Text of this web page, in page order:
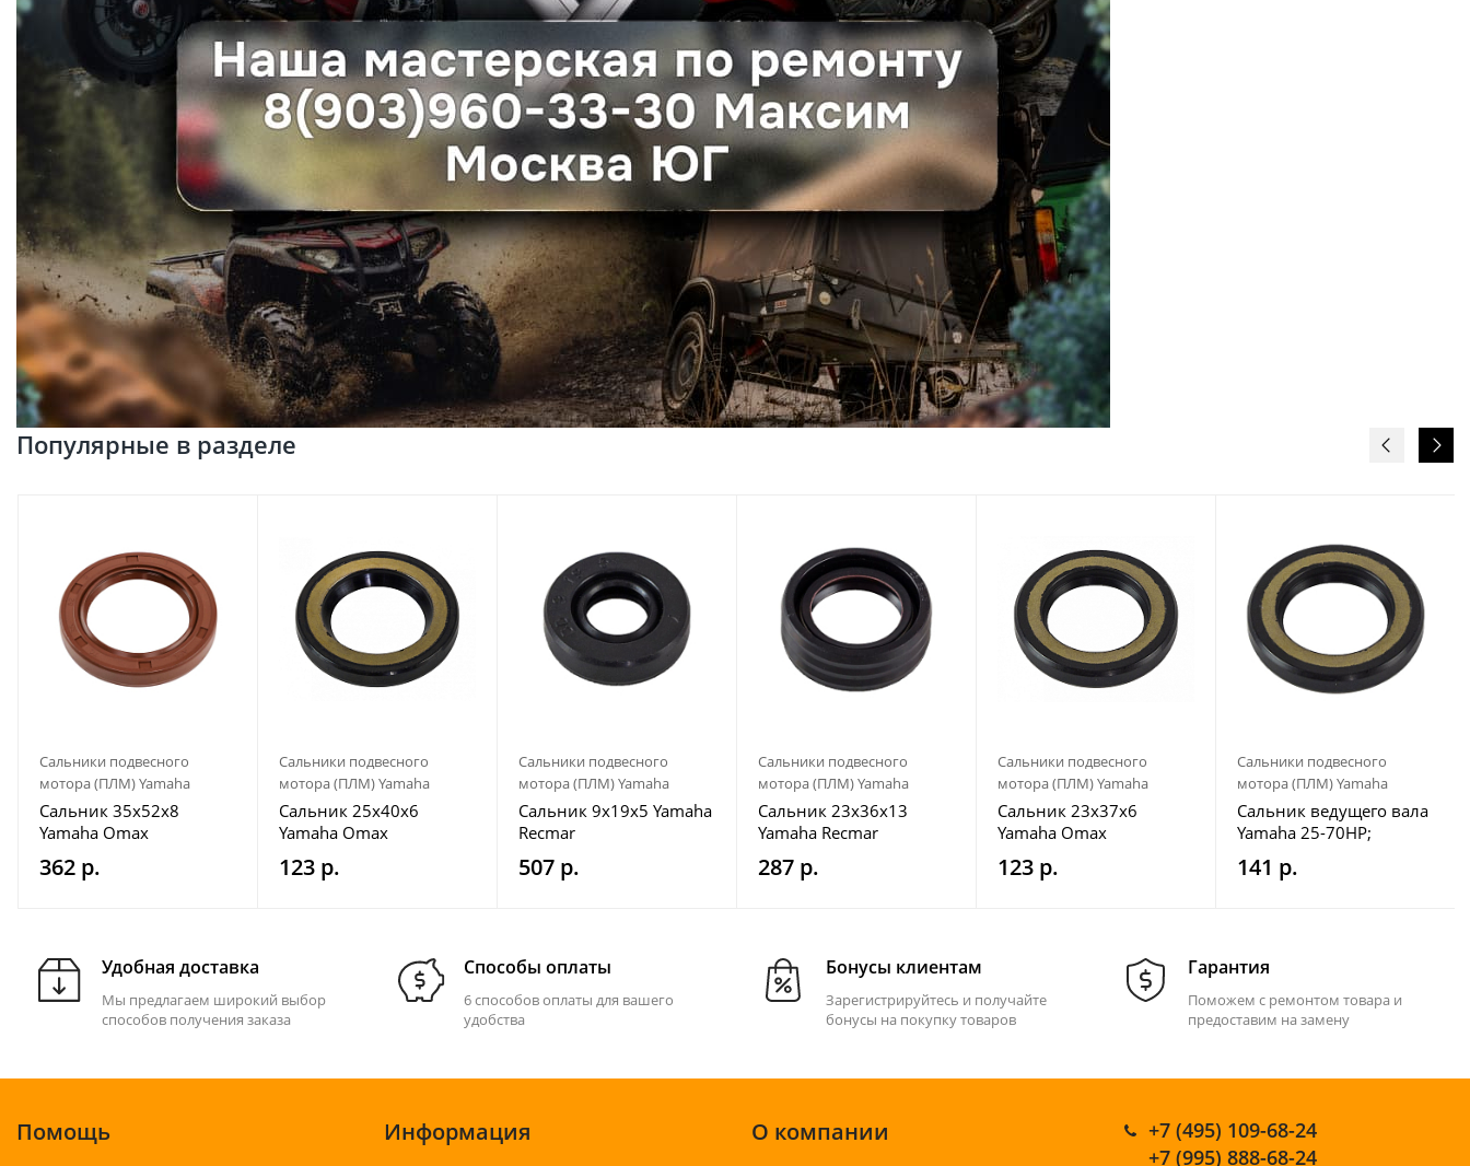
Популярные в разделе
Сальники подвесного
мотора (ПЛМ) Yamaha
Сальник 35x52x8
Yamaha Omax
362 р.
Сальники подвесного
мотора (ПЛМ) Yamaha
Сальник 25x40x6
Yamaha Omax
123 р.
Сальники подвесного
мотора (ПЛМ) Yamaha
Сальник 9x19x5 Yamaha
Recmar
507 р.
Сальники подвесного
мотора (ПЛМ) Yamaha
Сальник 23x36x13
Yamaha Recmar
287 р.
Сальники подвесного
мотора (ПЛМ) Yamaha
Сальник 23x37x6
Yamaha Omax
123 р.
Сальники подвесного
мотора (ПЛМ) Yamaha
Сальник ведущего вала
Yamaha 25-70HP;
23x37x6
141 р.
Удобная доставка
Мы предлагаем широкий выбор
способов получения заказа
Способы оплаты
6 способов оплаты для вашего
удобства
Бонусы клиентам
Зарегистрируйтесь и получайте
бонусы на покупку товаров
Гарантия
Поможем с ремонтом товара и
предоставим на замену
Помощь Информация О компании
+7 (495) 109-68-24
+7 (995) 888-68-24